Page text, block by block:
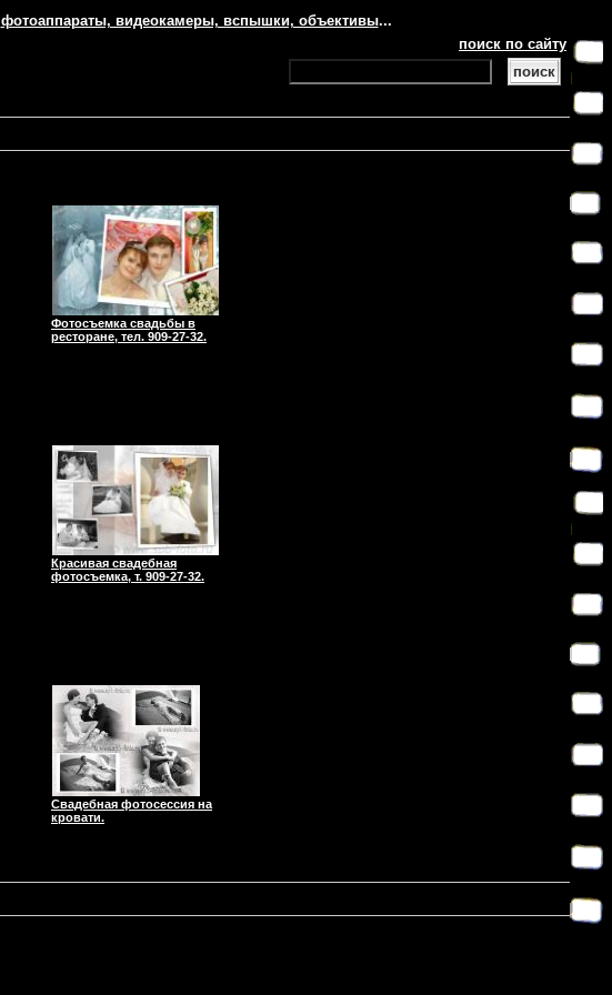
фотоаппараты, видеокамеры, вспышки, объективы...
поиск по сайту
Фотосъемка свадьбы в
ресторане, тел. 909-27-32.
Красивая свадебная
фотосъемка, т. 909-27-32.
Свадебная фотосессия на
кровати.